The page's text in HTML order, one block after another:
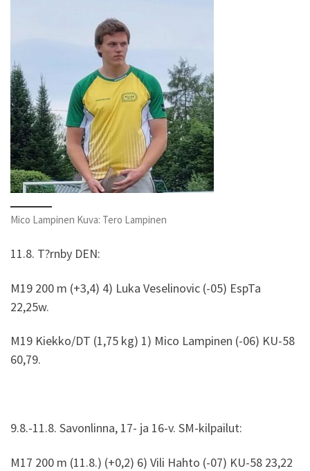
Mico Lampinen Kuva: Tero Lampinen
11.8. T?rnby DEN:
M19 200 m (+3,4) 4) Luka Veselinovic (-05) EspTa
22,25w.
M19 Kiekko/DT (1,75 kg) 1) Mico Lampinen (-06) KU-58
60,79.
9.8.-11.8. Savonlinna, 17- ja 16-v. SM-kilpailut:
M17 200 m (11.8.) (+0,2) 6) Vili Hahto (-07) KU-58 23,22